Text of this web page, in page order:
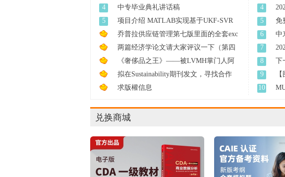
网络 ...
4
中专毕业典礼讲话稿
5
项目介绍 MATLAB实现基于UKF-SVR
无迹卡 ...
乔普拉供应链管理第七版里面的全套exc
e ...
两篇经济学论文请大家评议一下（第四
轮 ...
《奢侈品之王》——被LVMH掌门人阿
尔诺 ...
拟在Sustainability期刊发文，寻找合作
...
求版權信息
4
分
5
免
状
6
中
7
8
下
9
资
10
兑换商城